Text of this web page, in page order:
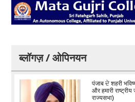
ब्लॉगज़ / ओपिनयन
पंजाब ਦੇ शहरी
और हमारी
राज्यसभा)